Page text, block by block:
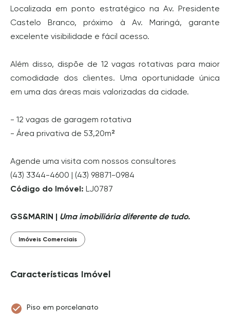
Localizada em ponto estratégico na Av. Presidente
Castelo Branco, próximo à Av. Maringá, garante
excelente visibilidade e fácil acesso.
Além disso, dispõe de 12 vagas rotativas para maior
comodidade dos clientes. Uma oportunidade única
em uma das áreas mais valorizadas da cidade.
- 12 vagas de garagem rotativa
- Área privativa de 53,20m²
Agende uma visita com nossos consultores
(43) 3344-4600 | (43) 98871-0984
Código do Imóvel: LJ0787
GS&MARIN | Uma imobiliária diferente de tudo.
Imóveis Comerciais
Características Imóvel
Piso em porcelanato